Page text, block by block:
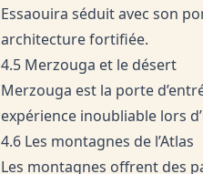
Essaouira séduit avec son
architecture fortifiée.
4.5 Merzouga et le désert
Merzouga est la porte
expérience inoubliable lors
4.6 Les montagnes de l’Atlas
Les montagnes offrent des